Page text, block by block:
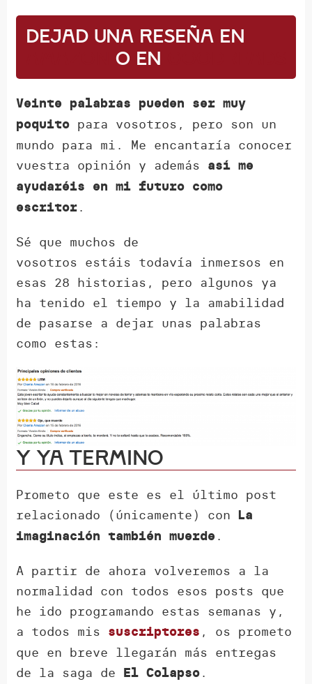
Dejad una reseña en
o en
Veinte palabras pueden ser muy
poquito para vosotros, pero son un
mundo para mi. Me encantaría conocer
vuestra opinión y además así me
ayudaréis en mi futuro como
escritor.
Sé que muchos de
vosotros estáis todavía inmersos en
esas 28 historias, pero algunos ya
ha tenido el tiempo y la amabilidad
de pasarse a dejar unas palabras
como estas:
Y ya termino
Prometo que este es el último post
relacionado (únicamente) con La
imaginación también muerde .
A partir de ahora volveremos a la
normalidad con todos esos posts que
he ido programando estas semanas y,
a todos mis suscriptores , os prometo
que en breve llegarán más entregas
de la saga de El Colapso.